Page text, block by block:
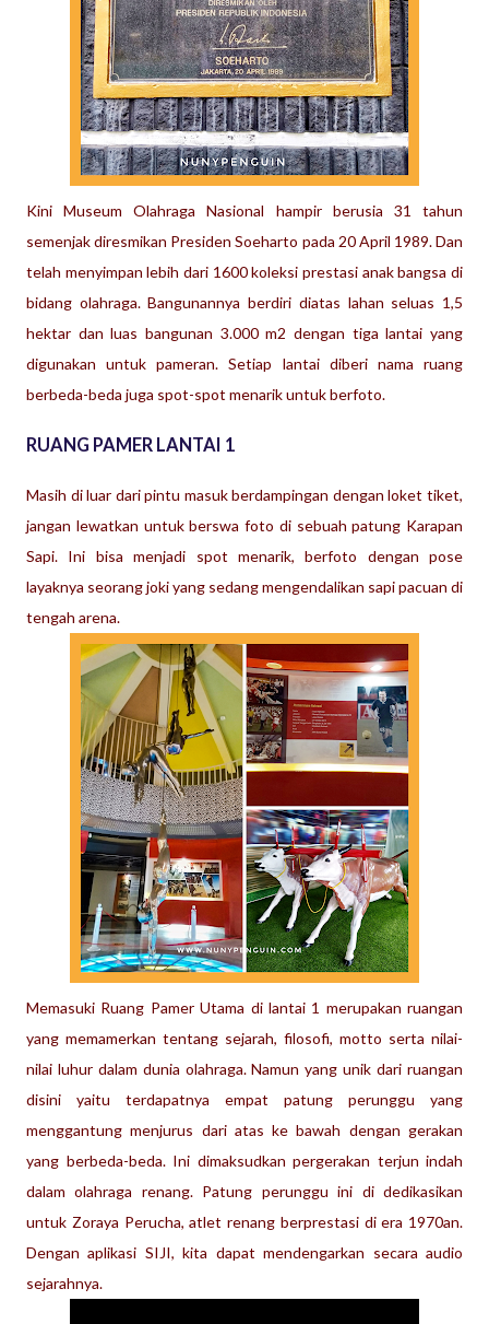
Kini Museum Olahraga Nasional hampir berusia 31 tahun
semenjak diresmikan Presiden Soeharto pada 20 April 1989. Dan
telah menyimpan lebih dari 1600 koleksi prestasi anak bangsa di
bidang olahraga. Bangunannya berdiri diatas lahan seluas 1,5
hektar dan luas bangunan 3.000 m2 dengan tiga lantai yang
digunakan untuk pameran. Setiap lantai diberi nama ruang
berbeda-beda juga spot-spot menarik untuk berfoto.
RUANG PAMER LANTAI 1
Masih di luar dari pintu masuk berdampingan dengan loket tiket,
jangan lewatkan untuk berswa foto di sebuah patung Karapan
Sapi. Ini bisa menjadi spot menarik, berfoto dengan pose
layaknya seorang joki yang sedang mengendalikan sapi pacuan di
tengah arena.
Memasuki Ruang Pamer Utama di lantai 1 merupakan ruangan
yang memamerkan tentang sejarah, filosofi, motto serta nilai-
nilai luhur dalam dunia olahraga. Namun yang unik dari ruangan
disini yaitu terdapatnya empat patung perunggu yang
menggantung menjurus dari atas ke bawah dengan gerakan
yang berbeda-beda. Ini dimaksudkan pergerakan terjun indah
dalam olahraga renang. Patung perunggu ini di dedikasikan
untuk Zoraya Perucha, atlet renang berprestasi di era 1970an.
Dengan aplikasi SIJI, kita dapat mendengarkan secara audio
sejarahnya.